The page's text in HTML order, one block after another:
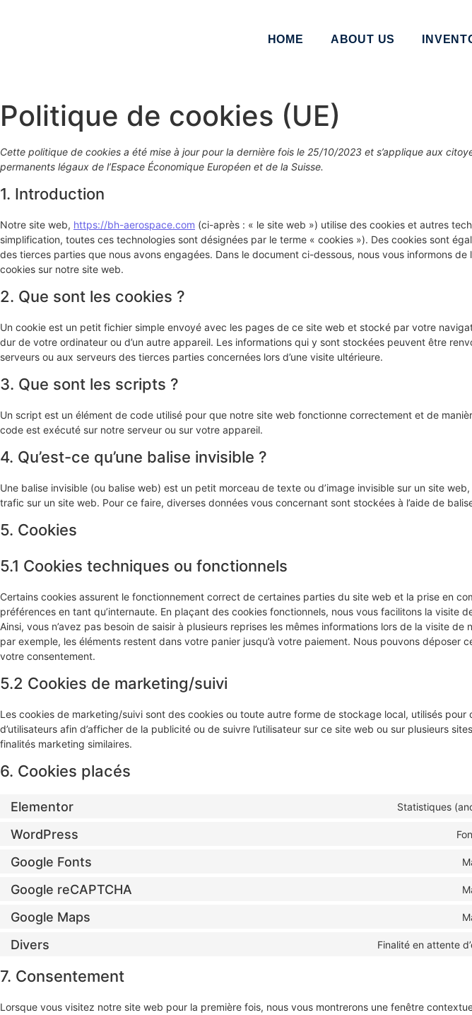
HOME ABOUT US
Politique de cookies (UE)
Cette politique de cookies a été mise à jour pour la dernière fois le 25/10/2023 et s’applique aux
permanents légaux de l’Espace Économique Européen et de la Suisse.
1. Introduction
Notre site web, https://bh-aerospace.com (ci-après : « le site web ») utilise des cookies et autres
simplification, toutes ces technologies sont désignées par le terme « cookies »). Des cookies sont
des tierces parties que nous avons engagées. Dans le document ci-dessous, nous vous informons de
cookies sur notre site web.
2. Que sont les cookies ?
Un cookie est un petit fichier simple envoyé avec les pages de ce site web et stocké par votre
dur de votre ordinateur ou d’un autre appareil. Les informations qui y sont stockées peuvent être
serveurs ou aux serveurs des tierces parties concernées lors d’une visite ultérieure.
3. Que sont les scripts ?
Un script est un élément de code utilisé pour que notre site web fonctionne correctement et de
code est exécuté sur notre serveur ou sur votre appareil.
4. Qu’est-ce qu’une balise invisible ?
Une balise invisible (ou balise web) est un petit morceau de texte ou d’image invisible sur un site
trafic sur un site web. Pour ce faire, diverses données vous concernant sont stockées à l’aide de
5. Cookies
5.1 Cookies techniques ou fonctionnels
Certains cookies assurent le fonctionnement correct de certaines parties du site web et la prise en
préférences en tant qu’internaute. En plaçant des cookies fonctionnels, nous vous facilitons la visite
Ainsi, vous n’avez pas besoin de saisir à plusieurs reprises les mêmes informations lors de la visite de
par exemple, les éléments restent dans votre panier jusqu’à votre paiement. Nous pouvons déposer
votre consentement.
5.2 Cookies de marketing/suivi
Les cookies de marketing/suivi sont des cookies ou toute autre forme de stockage local, utilisés pour
d’utilisateurs afin d’afficher de la publicité ou de suivre l’utilisateur sur ce site web ou sur plusieurs
finalités marketing similaires.
6. Cookies placés
Elementor Statistiques
WordPress
Google Fonts
Google reCAPTCHA
Google Maps
Divers Finalité en attente
7. Consentement
Lorsque vous visitez notre site web pour la première fois, nous vous montrerons une fenêtre